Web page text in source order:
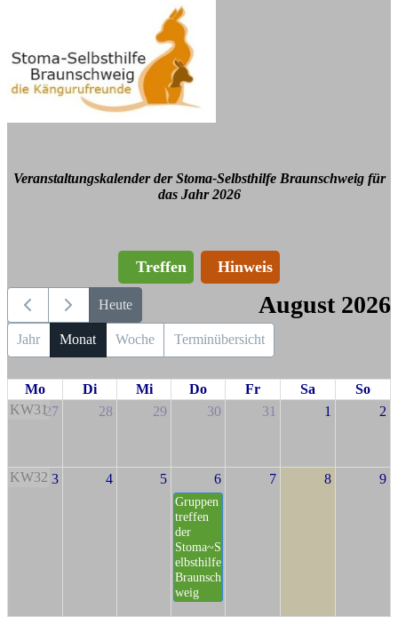
Veranstaltungskalender der Stoma-Selbsthilfe Braunschweig für
das Jahr 2026
Treffen Hinweis
Heute August 2026
Jahr Monat Woche Terminübersicht
Mo Di Mi Do Fr Sa
So
KW3127 28 29 30 31 1 2
KW32 3 4 5 6
Gruppen
treffen
der
Stoma~S
elbsthilfe
Braunsch
weig
7 8 9